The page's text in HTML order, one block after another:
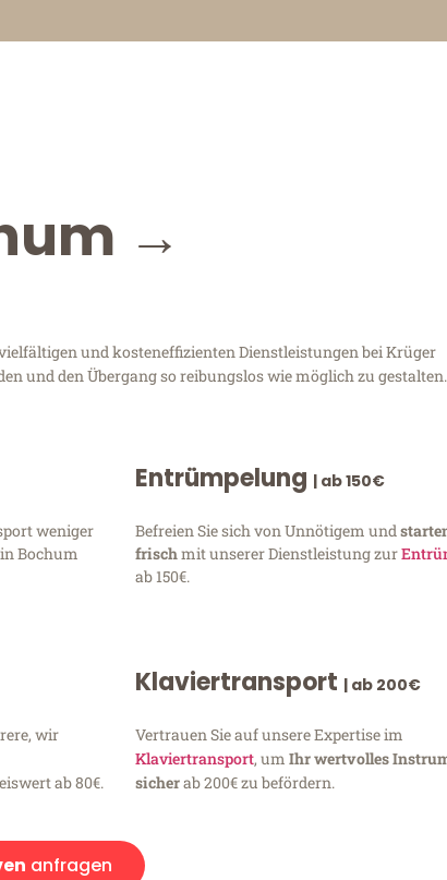
→
und kosteneffizienten Dienstleistungen bei Krüger
und den Übergang so reibungslos wie möglich zu gestalten.
weniger
in Bochum
Entrümpelung | ab 150€
Befreien Sie sich von Unnötigem und
frischmit unserer Dienstleistung zur
ab 150€.
wir
ab 80€.
Klaviertransport | ab 200€
Vertrauen Sie auf unsere Expertise im
Klaviertransport, um Ihr wertvolles
sicherab 200€ zu befördern.
anfragen